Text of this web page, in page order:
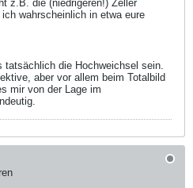
z.B. die (niedrigeren!) Zeller
wahrscheinlich in etwa eure
tatsächlich die Hochweichsel sein.
aber vor allem beim Totalbild
mir von der Lage im